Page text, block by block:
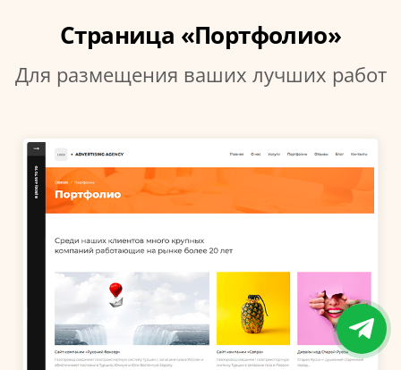
Страница «Портфолио»
Для размещения ваших лучших работ